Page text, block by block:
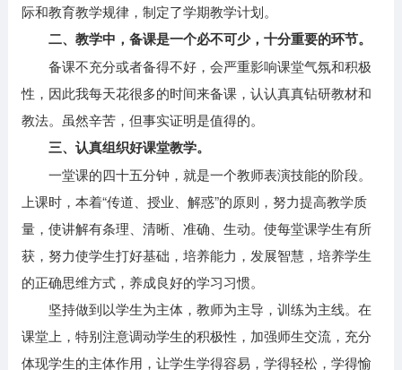
际和教育教学规律，制定了学期教学计划。
二、教学中，备课是一个必不可少，十分重要的环节。
备课不充分或者备得不好，会严重影响课堂气氛和积极
性，因此我每天花很多的时间来备课，认认真真钻研教材和
教法。虽然辛苦，但事实证明是值得的。
三、认真组织好课堂教学。
一堂课的四十五分钟，就是一个教师表演技能的阶段。
上课时，本着“传道、授业、解惑”的原则，努力提高教学质
量，使讲解有条理、清晰、准确、生动。使每堂课学生有所
获，努力使学生打好基础，培养能力，发展智慧，培养学生
的正确思维方式，养成良好的学习习惯。
坚持做到以学生为主体，教师为主导，训练为主线。在
课堂上，特别注意调动学生的积极性，加强师生交流，充分
体现学生的主体作用，让学生学得容易，学得轻松，学得愉